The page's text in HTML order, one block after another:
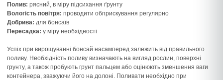
Полив: рясний, в міру підсихання ґрунту
Вологість повітря: проводити обприскування регулярно
Добрива: для бонсаїв
Пересадка: у міру необхідності
Успіх при вирощуванні бонсай насамперед залежить від правильного
поливу. Необхідність поливу визначають на вигляд рослин, поверхні
грунту, а також пробують грунт пальцем або оцінюють зменшення ваги
контейнера, зважуючи його на долоні. Поливати необхідно при